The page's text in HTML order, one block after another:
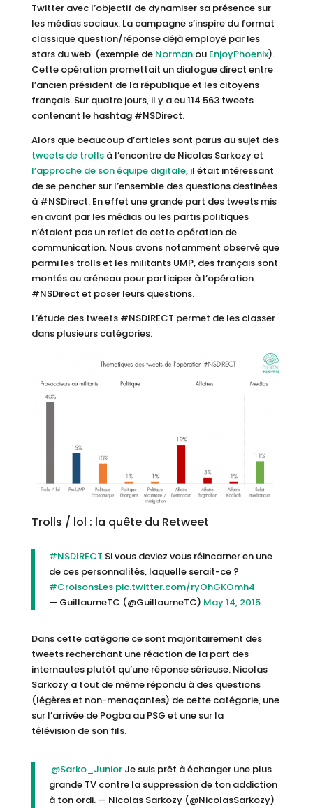
Twitter avec l’objectif de dynamiser sa présence sur
les médias sociaux. La campagne s’inspire du format
classique question/réponse déjà employé par les
stars du web (exemple de Normanou EnjoyPhoenix).
Cette opération promettait un dialogue direct entre
l’ancien président de la république et les citoyens
français. Sur quatre jours, il y a eu 114 563 tweets
contenant le hashtag #NSDirect.
Alors que beaucoup d’articles sont parus au sujet des
tweets de trollsà l’encontre de Nicolas Sarkozy et
l’approche de son équipe digitale, il était intéressant
de se pencher sur l’ensemble des questions destinées
à #NSDirect. En effet une grande part des tweets mis
en avant par les médias ou les partis politiques
n’étaient pas un reflet de cette opération de
communication. Nous avons notamment observé que
parmi les trolls et les militants UMP, des français sont
montés au créneau pour participer à l’opération
#NSDirect et poser leurs questions.
L’étude des tweets #NSDIRECT permet de les classer
dans plusieurs catégories:
Trolls / lol : la quête du Retweet
#NSDIRECT Si vous deviez vous réincarner en une
de ces personnalités, laquelle serait-ce ?
#CroisonsLes pic.twitter.com/ryOhGKOmh4
— GuillaumeTC (@GuillaumeTC) May 14, 2015
Dans cette catégorie ce sont majoritairement des
tweets recherchant une réaction de la part des
internautes plutôt qu’une réponse sérieuse. Nicolas
Sarkozy a tout de même répondu à des questions
(légères et non-menaçantes) de cette catégorie, une
sur l’arrivée de Pogba au PSG et une sur la
télévision de son fils.
.@Sarko_JuniorJe suis prêt à échanger une plus
grande TV contre la suppression de ton addiction
à ton ordi. — Nicolas Sarkozy (@NicolasSarkozy)